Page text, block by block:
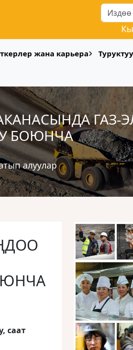
жана карьера
ГАЗ-
БОЮНЧА
алуулар
саат